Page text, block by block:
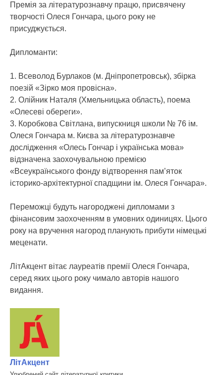
Премія за літературознавчу працю, присвячену
творчості Олеся Гончара, цього року не
присуджується.
Дипломанти:
1. Всеволод Бурлаков (м. Дніпропетровськ), збірка
поезій «Зірко моя провісна».
2. Олійник Наталя (Хмельницька область), поема
«Олесеві обереги».
3. Коробкова Світлана, випускниця школи № 76 ім.
Олеся Гончара м. Києва за літературознавче
дослідження «Олесь Гончар і українська мова»
відзначена заохочувальною премією
«Всеукраїнського фонду відтворення пам’яток
історико-архітектурної спадщини ім. Олеся Гончара».
Переможці будуть нагороджені дипломами з
фінансовим заохоченням в умовних одиницях. Цього
року на вручення нагород планують прибути німецькі
меценати.
ЛітАкцент вітає лауреатів премії Олеся Гончара,
серед яких цього року чимало авторів нашого
видання.
ЛітАкцент